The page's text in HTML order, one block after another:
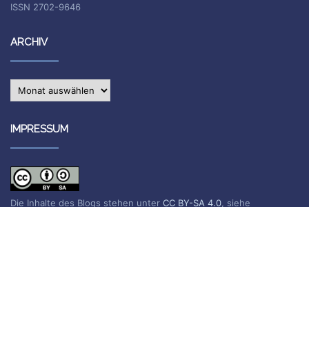
ISSN 2702-9646
ARCHIV
Archiv
IMPRESSUM
Die Inhalte des Blogs stehen unter CC BY-SA 4.0 , siehe